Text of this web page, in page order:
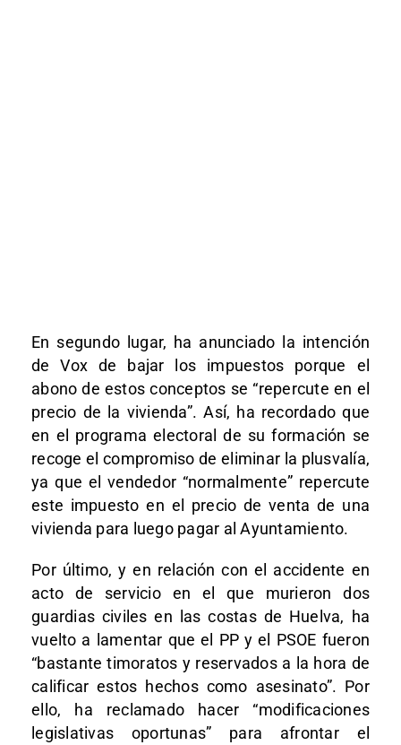
En segundo lugar, ha anunciado la intención
de Vox de bajar los impuestos porque el
abono de estos conceptos se “repercute en el
precio de la vivienda”. Así, ha recordado que
en el programa electoral de su formación se
recoge el compromiso de eliminar la plusvalía,
ya que el vendedor “normalmente” repercute
este impuesto en el precio de venta de una
vivienda para luego pagar al Ayuntamiento.
Por último, y en relación con el accidente en
acto de servicio en el que murieron dos
guardias civiles en las costas de Huelva, ha
vuelto a lamentar que el PP y el PSOE fueron
“bastante timoratos y reservados a la hora de
calificar estos hechos como asesinato”. Por
ello, ha reclamado hacer “modificaciones
legislativas oportunas” para afrontar el